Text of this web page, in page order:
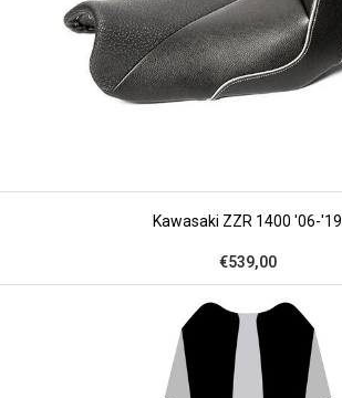
Kawasaki ZZR 1400 '06-'19
€539,00